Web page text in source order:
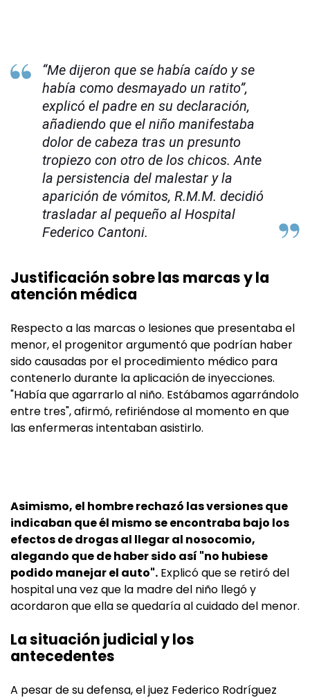
“Me dijeron que se había caído y se
había como desmayado un ratito”,
explicó el padre en su declaración,
añadiendo que el niño manifestaba
dolor de cabeza tras un presunto
tropiezo con otro de los chicos. Ante
la persistencia del malestar y la
aparición de vómitos, R.M.M. decidió
trasladar al pequeño al Hospital
Federico Cantoni.
Justificación sobre las marcas y la
atención médica
Respecto a las marcas o lesiones que presentaba el
menor, el progenitor argumentó que podrían haber
sido causadas por el procedimiento médico para
contenerlo durante la aplicación de inyecciones.
"Había que agarrarlo al niño. Estábamos agarrándolo
entre tres", afirmó, refiriéndose al momento en que
las enfermeras intentaban asistirlo.
Asimismo, el hombre rechazó las versiones que
indicaban que él mismo se encontraba bajo los
efectos de drogas al llegar al nosocomio,
alegando que de haber sido así "no hubiese
podido manejar el auto". Explicó que se retiró del
hospital una vez que la madre del niño llegó y
acordaron que ella se quedaría al cuidado del menor.
La situación judicial y los
antecedentes
A pesar de su defensa, el juez Federico Rodríguez